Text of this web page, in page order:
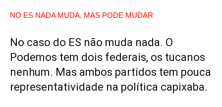
NO ES NADA MUDA, MAS PODE MUDAR
No caso do ES não muda nada. O
Podemos tem dois federais, os tucanos
nenhum. Mas ambos partidos tem pouca
representatividade na política capixaba.